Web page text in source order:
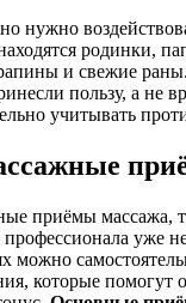
нужно
родинки,
и свежие
пользу, а не
учитывать
приёмы массажа,
профессионала уже
можно
которые помогут